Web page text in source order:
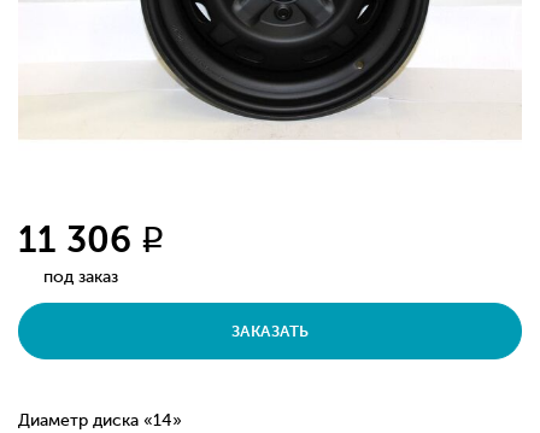
11 306 q
под заказ
ЗАКАЗАТЬ
Диаметр диска «14»